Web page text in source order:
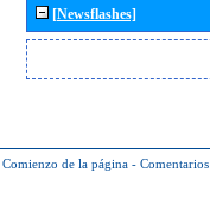
[Newsflashes]
Comienzo de la página - Comentarios